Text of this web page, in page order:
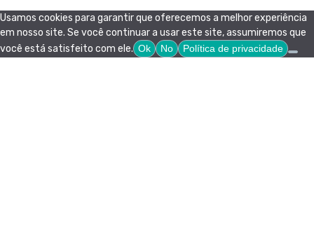
Usamos cookies para garantir que oferecemos a melhor experiência
em nosso site. Se você continuar a usar este site, assumiremos que
você está satisfeito com ele. Ok No Política de privacidade